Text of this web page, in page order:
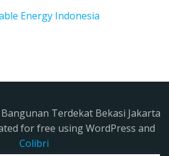
Energy Indonesia
Terdekat Bekasi Jakarta
for free using WordPress and
Colibri